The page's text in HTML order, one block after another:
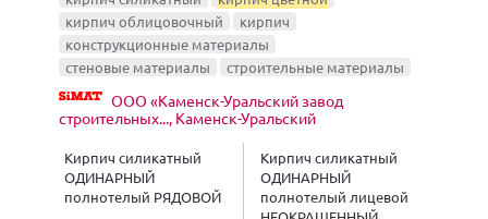
кирпич облицовочный
кирпич
конструкционные материалы
стеновые материалы
строительные материалы
ООО «Каменск-Уральский завод
строительных..., Каменск-Уральский
Кирпич силикатный
ОДИНАРНЫЙ
полнотелый РЯДОВОЙ
Кирпич силикатный
ОДИНАРНЫЙ
полнотелый лицевой